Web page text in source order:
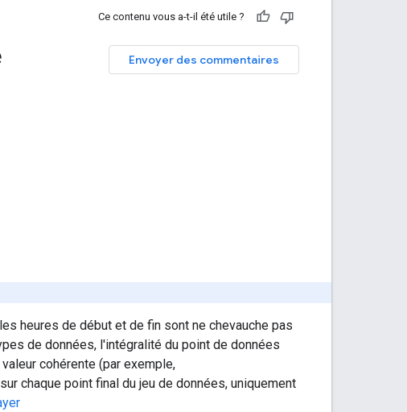
Ce contenu vous a-t-il été utile ?
Envoyer des commentaires
heures de début et de fin sont ne chevauche pas
de données, l'intégralité du point de données
cohérente (par exemple,
chaque point final du jeu de données, uniquement